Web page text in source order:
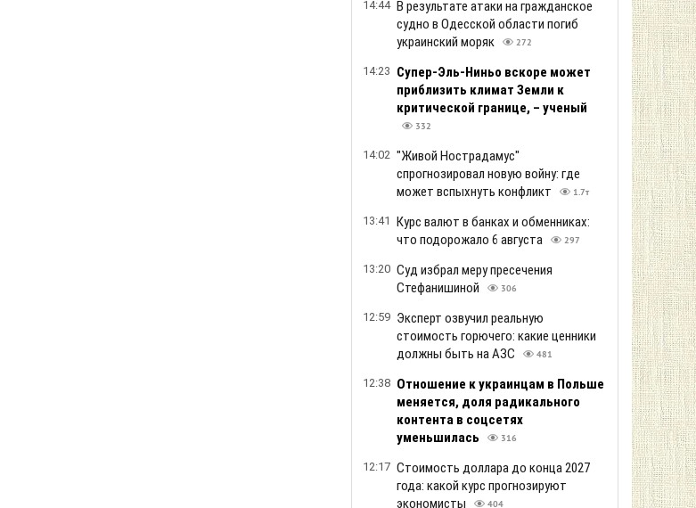
14:44 В результате атаки на гражданское
судно в Одесской области погиб
украинский моряк
272
14:23 Супер-Эль-Ниньо вскоре может
приблизить климат Земли к
критической границе, – ученый
332
14:02 "Живой Нострадамус"
спрогнозировал новую войну: где
может вспыхнуть конфликт
1.7т
13:41 Курс валют в банках и обменниках:
что подорожало 6 августа
297
13:20 Суд избрал меру пресечения
Стефанишиной
306
12:59 Эксперт озвучил реальную
стоимость горючего: какие ценники
должны быть на АЗС
481
12:38 Отношение к украинцам в Польше
меняется, доля радикального
контента в соцсетях
уменьшилась
316
12:17 Стоимость доллара до конца 2027
года: какой курс прогнозируют
экономисты
404